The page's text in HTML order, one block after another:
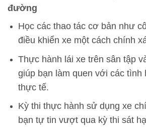
đường
Học các thao tác cơ bản như
điều khiển xe một cách chính
Thực hành lái xe trên sân tập
giúp bạn làm quen với các tình
thực tế.
Kỳ thi thực hành sử dụng xe
bạn tự tin vượt qua kỳ thi sát